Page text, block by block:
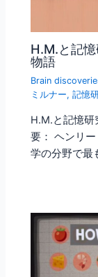
H.M.と記
物語
Brain
ミルナー,記憶
H.M.と記憶
要： ヘンリ
学の分野で最